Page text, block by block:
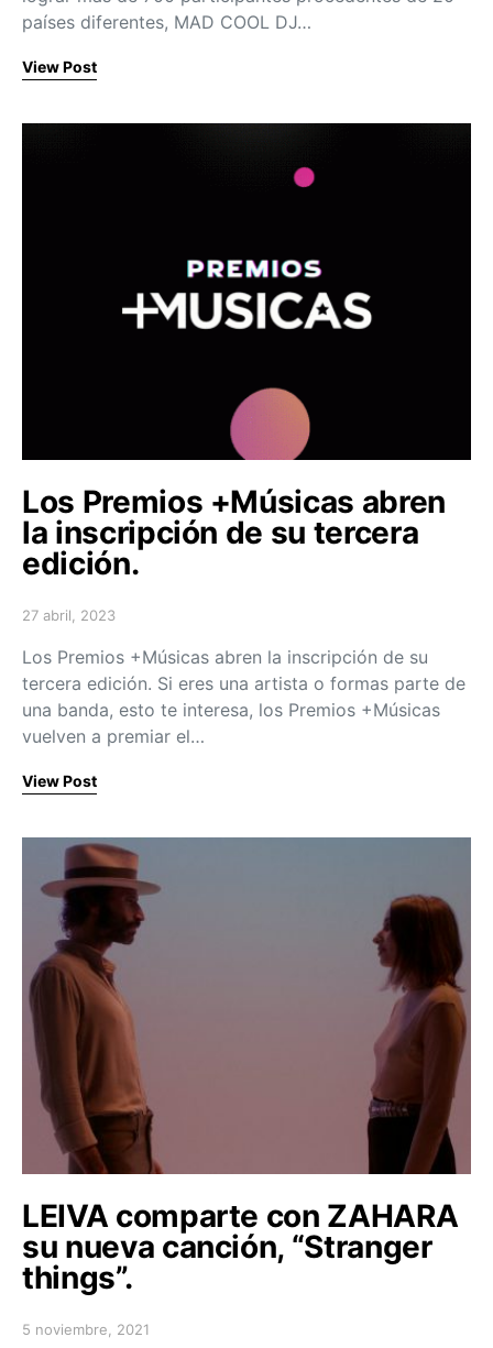
países diferentes, MAD COOL DJ…
View Post
Los Premios +Músicas abren
la inscripción de su tercera
edición.
Posted on
27 abril, 2023
Los Premios +Músicas abren la inscripción de su
tercera edición. Si eres una artista o formas parte de
una banda, esto te interesa, los Premios +Músicas
vuelven a premiar el…
View Post
LEIVA comparte con ZAHARA
su nueva canción, “Stranger
things”.
Posted on
5 noviembre, 2021